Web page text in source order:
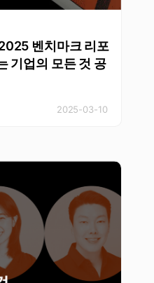
벤치마크 리포
기업의 모든 것 공
2025-03-10